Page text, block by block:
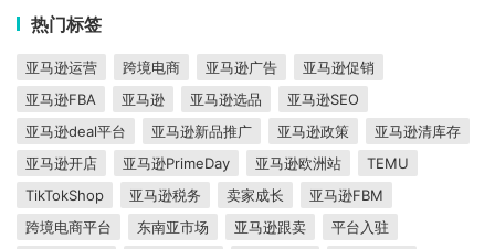
热门标签
亚马逊运营 跨境电商 亚马逊广告
亚马逊促销
亚马逊FBA
亚马逊 亚马逊选品
亚马逊SEO
亚马逊deal平台
亚马逊新品推广 亚马逊政策
亚马逊清库存
亚马逊开店
亚马逊PrimeDay 亚马逊欧洲站
TEMU
TikTokShop
亚马逊税务 卖家成长
亚马逊FBM
跨境电商平台
东南亚市场 亚马逊跟卖
平台入驻